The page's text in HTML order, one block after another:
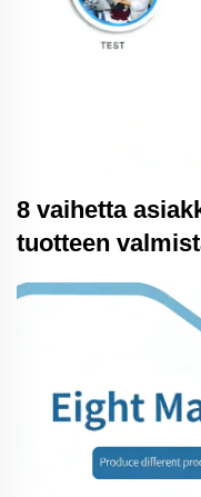
8 vaihetta
tuotteen